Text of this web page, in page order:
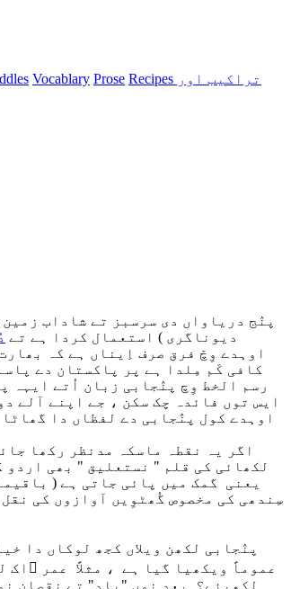
Vocablary Prose Recipes تراکیب اور
پنٛج دریاواں دی سرسبز تے شاداب
دیوناگری ) استعمال کردا ہے تے
اوہدے وِچّ فرق صرف اِیناں ہے کہ
کافی کَم مِلدا ہے پر پاکستان دے
رسم الخط وِچ پنٛجابی زبان اُتے ایہہ
ایس توں فائدہ چک سکن ، جے اپنے آلے
اوہدے کول پنٛجابی دے لفظاں دا
لکھائی کی قلم " نستعلیق " بھی
سِندھی کی مخصوص گُھٹوِیں آوازوں کی
پنٛجابی لکھن ویلاں کجھ لوکاں دا
عموماً ویکھیا گیا ہے ، مثلاً عمر
لکھیئے؟ بعد نوں "باد" تے نقصان